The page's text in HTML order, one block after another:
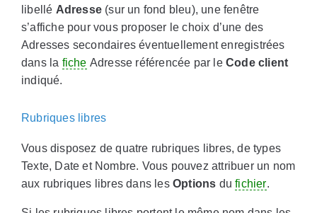
libellé Adresse(sur un fond bleu), une fenêtre
s’affiche pour vous proposer le choix d’une des
Adresses secondaires éventuellement enregistrées
dans la fiche Adresse référencée par le Code client
indiqué.
Rubriques libres
Vous disposez de quatre rubriques libres, de types
Texte, Date et Nombre. Vous pouvez attribuer un nom
aux rubriques libres dans les Options dufichier.